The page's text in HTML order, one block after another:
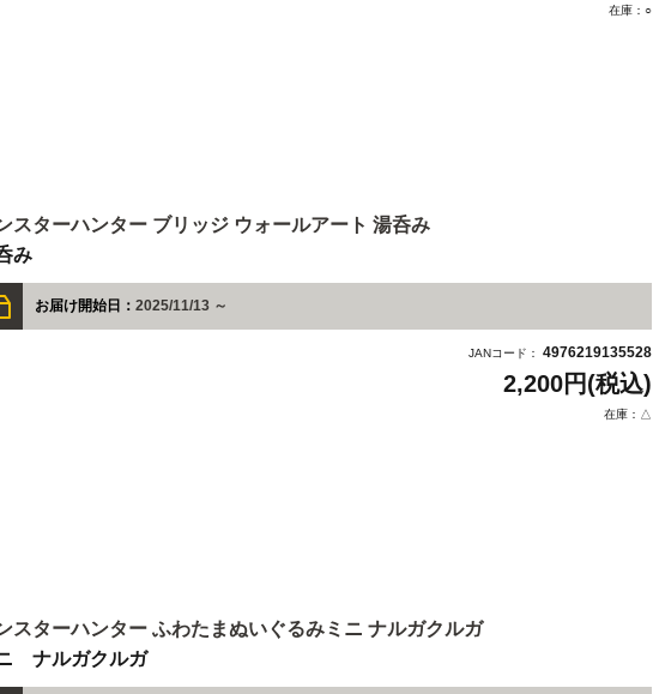
在庫：○
スターハンター ブリッジ ウォールアート 湯呑み
み
お届け開始日： 2025/11/13 ～
JANコード： 4976219135528
2,200円(税込)
在庫：△
スターハンター ふわたまぬいぐるみミニ ナルガクルガ
ナルガクルガ